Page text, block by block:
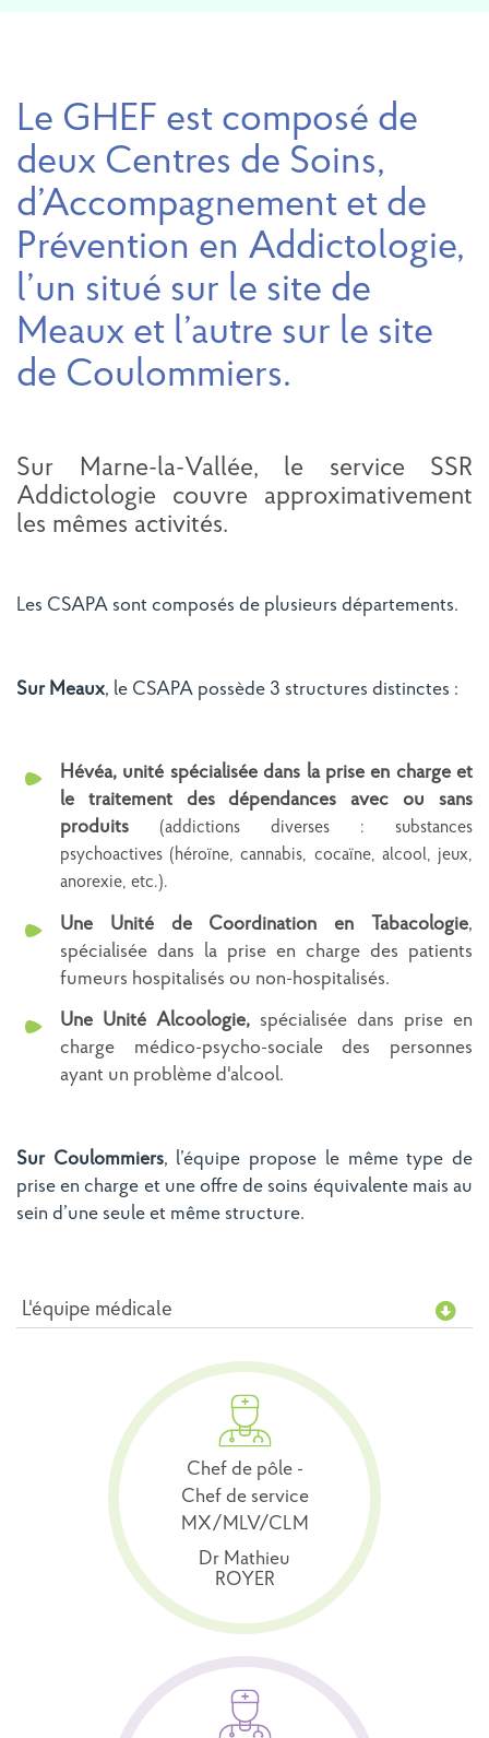
Le GHEF est composé de
deux Centres de Soins,
d’Accompagnement et de
Prévention en Addictologie,
l’un situé sur le site de
Meaux et l’autre sur le site
de Coulommiers.
Sur Marne-la-Vallée, le service SSR
Addictologie couvre approximativement
les mêmes activités.
Les CSAPA sont composés de plusieurs départements.
Sur Meaux, le CSAPA possède 3 structures distinctes :
Hévéa, unité spécialisée dans la prise en charge et
le traitement des dépendances avec ou sans
produits
(addictions diverses : substances
psychoactives (héroïne, cannabis, cocaïne, alcool, jeux,
anorexie, etc.).
Une Unité de Coordination en Tabacologie,
spécialisée dans la prise en charge des patients
fumeurs hospitalisés ou non-hospitalisés.
Une Unité Alcoologie, spécialisée dans prise en
charge médico-psycho-sociale des personnes
ayant un problème d'alcool.
Sur Coulommiers, l’équipe propose le même type de
prise en charge et une offre de soins équivalente mais au
sein d’une seule et même structure.
L'équipe médicale
Chef de pôle -
Chef de service
MX/MLV/CLM
Dr Mathieu
ROYER